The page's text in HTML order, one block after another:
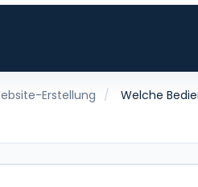
Erstellung Welche